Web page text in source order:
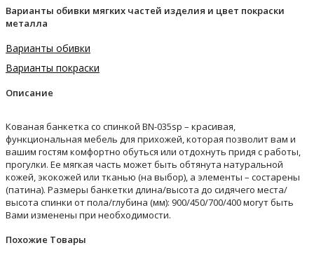
Варианты обивки мягких частей изделия и цвет покраски
металла
Варианты обивки
Варианты покраски
Описание
Кованая банкетка со спинкой BN-035sp – красивая,
функциональная мебель для прихожей, которая позволит вам и
вашим гостям комфортно обуться или отдохнуть придя с работы,
прогулки. Ее мягкая часть может быть обтянута натуральной
кожей, экокожей или тканью (на выбор), а элементы – состарены
(патина). Размеры банкетки длина/высота до сидячего места/
высота спинки от пола/глубина (мм): 900/450/700/400 могут быть
Вами изменены при необходимости.
Похожие Товары